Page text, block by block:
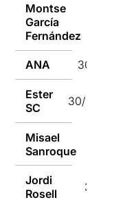
Montse
García
Fernández
ANA 30/01/2018
Ester
SC
30/01/2018
Misael
Sanroque
Jordi
Rosell
30/01/2018